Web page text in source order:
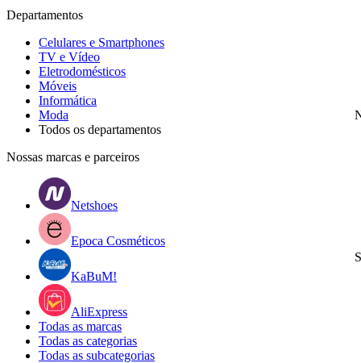
Departamentos
Celulares e Smartphones
TV e Vídeo
Eletrodomésticos
Móveis
Informática
Moda
Todos os departamentos
Nossas marcas e parceiros
Netshoes
Epoca Cosméticos
KaBuM!
AliExpress
Todas as marcas
Todas as categorias
Todas as subcategorias